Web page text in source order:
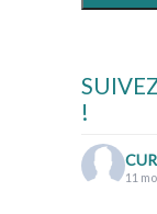
!
11